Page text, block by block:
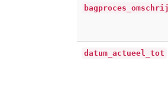
datum_actueel_tot